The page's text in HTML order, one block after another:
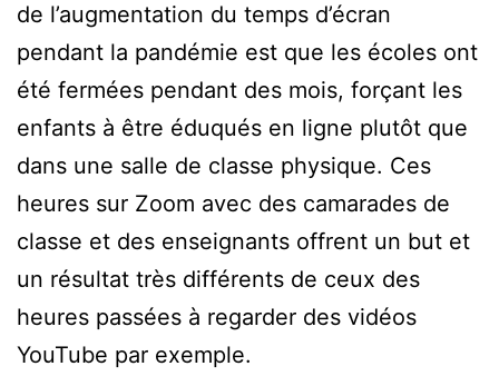
de l’augmentation du temps d’écran
pendant la pandémie est que les écoles ont
été fermées pendant des mois, forçant les
enfants à être éduqués en ligne plutôt que
dans une salle de classe physique. Ces
heures sur Zoom avec des camarades de
classe et des enseignants offrent un but et
un résultat très différents de ceux des
heures passées à regarder des vidéos
YouTube par exemple.